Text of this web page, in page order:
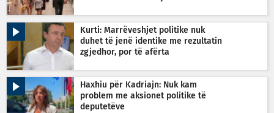
Kurti: Marrëveshjet politike nuk
duhet të jenë identike me rezultatin
zgjedhor, por të afërta
Haxhiu për Kadriajn: Nuk kam
problem me aksionet politike të
deputetëve